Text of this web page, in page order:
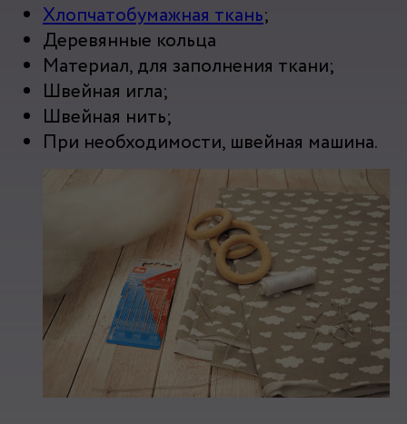
Хлопчатобумажная ткань;
Деревянные кольца
Материал, для заполнения ткани;
Швейная игла;
Швейная нить;
При необходимости, швейная машина.